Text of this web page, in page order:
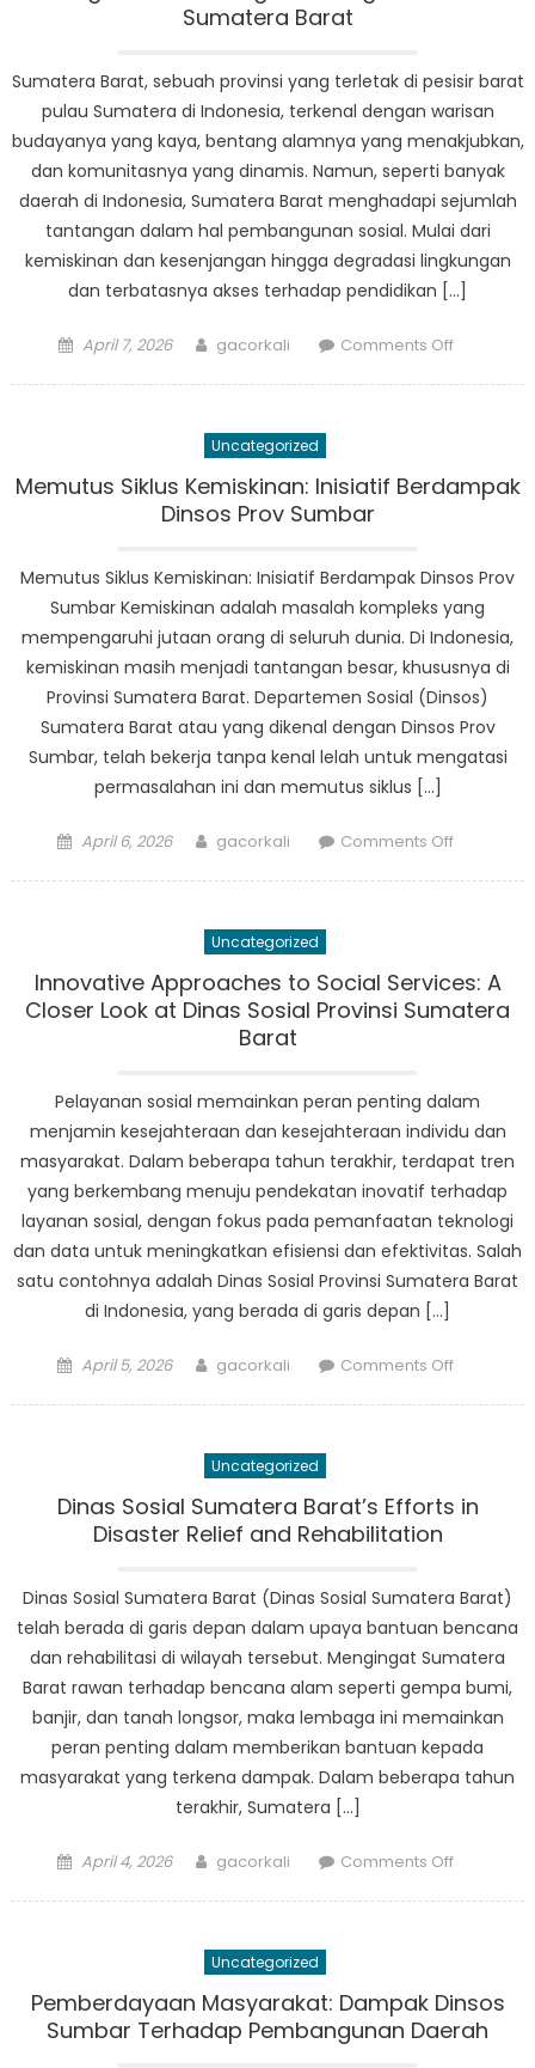
di
Sumbar
Sumatera Barat
Sumatera Barat, sebuah provinsi yang terletak di pesisir barat
pulau Sumatera di Indonesia, terkenal dengan warisan
budayanya yang kaya, bentang alamnya yang menakjubkan,
dan komunitasnya yang dinamis. Namun, seperti banyak
daerah di Indonesia, Sumatera Barat menghadapi sejumlah
tantangan dalam hal pembangunan sosial. Mulai dari
kemiskinan dan kesenjangan hingga degradasi lingkungan
dan terbatasnya akses terhadap pendidikan […]
Posted
April 7, 2026 Author
gacorkali Comments Offon
Sosial
Uncategorized
Memutus Siklus Kemiskinan: Inisiatif Berdampak
Dinsos Prov Sumbar
Memutus Siklus Kemiskinan: Inisiatif Berdampak Dinsos Prov
Sumbar Kemiskinan adalah masalah kompleks yang
mempengaruhi jutaan orang di seluruh dunia. Di Indonesia,
kemiskinan masih menjadi tantangan besar, khususnya di
Provinsi Sumatera Barat. Departemen Sosial (Dinsos)
Sumatera Barat atau yang dikenal dengan Dinsos Prov
Sumbar, telah bekerja tanpa kenal lelah untuk mengatasi
permasalahan ini dan memutus siklus […]
Posted
April 6, 2026 Author
gacorkali Comments Offon
Dinsos
Uncategorized
Innovative Approaches to Social Services: A
Closer Look at Dinas Sosial Provinsi Sumatera
Barat
Pelayanan sosial memainkan peran penting dalam
menjamin kesejahteraan dan kesejahteraan individu dan
masyarakat. Dalam beberapa tahun terakhir, terdapat tren
yang berkembang menuju pendekatan inovatif terhadap
layanan sosial, dengan fokus pada pemanfaatan teknologi
dan data untuk meningkatkan efisiensi dan efektivitas. Salah
satu contohnya adalah Dinas Sosial Provinsi Sumatera Barat
di Indonesia, yang berada di garis depan […]
Posted
April 5, 2026 Author
gacorkali Comments Offon
Services:
at
Dinas
Sosial
Provinsi
Sumatera
Barat
Uncategorized
Dinas Sosial Sumatera Barat’s Efforts in
Disaster Relief and Rehabilitation
Dinas Sosial Sumatera Barat (Dinas Sosial Sumatera Barat)
telah berada di garis depan dalam upaya bantuan bencana
dan rehabilitasi di wilayah tersebut. Mengingat Sumatera
Barat rawan terhadap bencana alam seperti gempa bumi,
banjir, dan tanah longsor, maka lembaga ini memainkan
peran penting dalam memberikan bantuan kepada
masyarakat yang terkena dampak. Dalam beberapa tahun
terakhir, Sumatera […]
Posted
April 4, 2026 Author
gacorkali Comments Offon
Efforts
in
Uncategorized
Pemberdayaan Masyarakat: Dampak Dinsos
Sumbar Terhadap Pembangunan Daerah